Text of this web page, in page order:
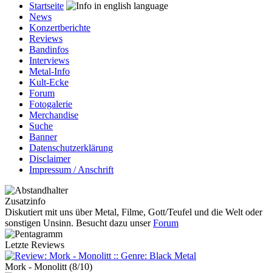
Startseite
News
Konzertberichte
Reviews
Bandinfos
Interviews
Metal-Info
Kult-Ecke
Forum
Fotogalerie
Merchandise
Suche
Banner
Datenschutzerklärung
Disclaimer
Impressum / Anschrift
Zusatzinfo
Diskutiert mit uns über Metal, Filme, Gott/Teufel und die Welt oder
sonstigen Unsinn. Besucht dazu unserForum
Letzte Reviews
Mork - Monolitt (8/10)